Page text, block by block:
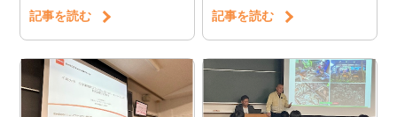
記事を読む 記事を読む